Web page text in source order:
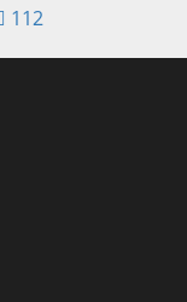
112